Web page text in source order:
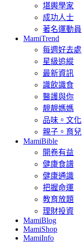
堪輿學家
成功人士
著名運動員
MamiTrend
每週好去處
星級追縱
最新資訊
識飲識食
醫護與你
靚靚媽媽
品味。文化
親子。育兒
MamiBible
開卷有益
健康食譜
健康通識
把握命運
教育放題
理財投資
MamiBlog
MamiShop
MamiInfo